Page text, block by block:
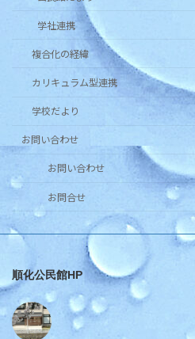
学社連携
複合化の経緯
カリキュラム型連携
学校だより
お問い合わせ
お問い合わせ
お問合せ
順化公民館HP